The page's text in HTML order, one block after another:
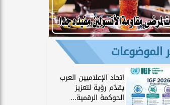
الموضوعات
اتحاد الإعلاميين العرب
يقدّم رؤية لتعزيز
الحوكمة الرقمية...